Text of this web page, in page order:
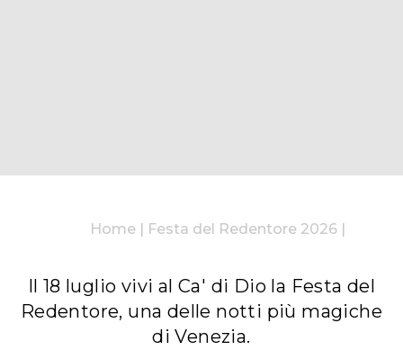
Home | Festa del Redentore 2026 |
Il 18 luglio vivi al Ca' di Dio la Festa del
Redentore, una delle notti più magiche
di Venezia.